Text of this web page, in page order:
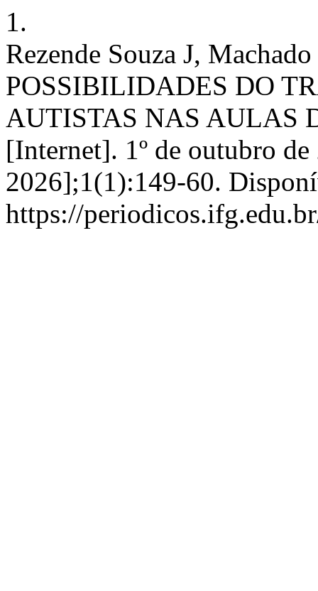
1.
Rezende Souza J,
POSSIBILIDADES DO
AUTISTAS NAS AULAS
[Internet]. 1º de outubro
2026];1(1):149-60.
https://